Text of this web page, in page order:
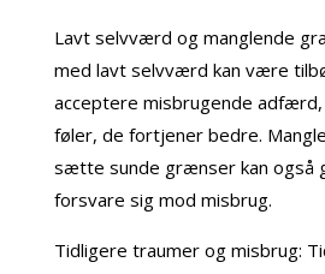
Lavt selvværd og manglende
med lavt selvværd kan være
acceptere misbrugende adfærd,
føler, de fortjener bedre.
sætte sunde grænser kan
forsvare sig mod misbrug.
Tidligere traumer og misbrug: